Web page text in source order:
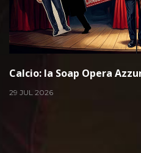
Calcio: la Soap Opera
29 JUL 2026